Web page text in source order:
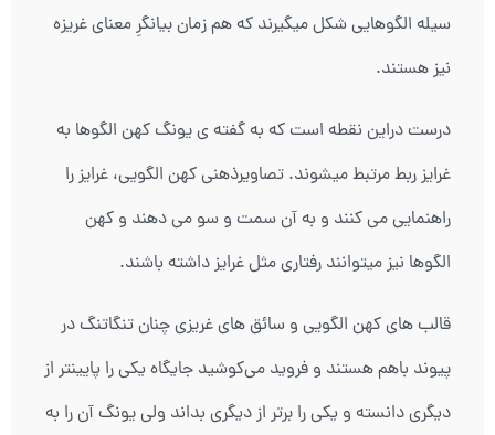
سیله الگوهایی شکل میگیرند که هم زمان بیانگرِ معنای غریزه
نیز هستند.
درست دراین نقطه است که به گفته ی یونگ کهن الگوها به
غرایز ربط مرتبط میشوند. تصاویرذهنی کهن الگویی، غرایز را
راهنمایی می کنند و به آن سمت و سو می دهند و کهن
الگوها نیز میتوانند رفتاری مثل غرایز داشته باشند.
قالب های کهن الگویی و سائق های غریزی چنان تنگاتنگ در
پیوند باهم هستند و فروید می‌کوشید جایگاه یکی را پایینتر از
دیگری دانسته و یکی را برتر از دیگری بداند ولی یونگ آن را به